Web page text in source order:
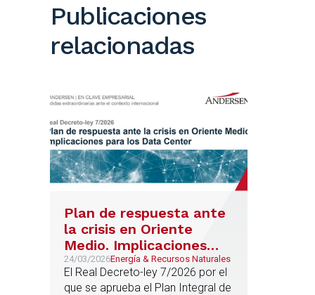
Publicaciones
relacionadas
Plan de respuesta ante
la crisis en Oriente
Medio. Implicaciones
para los Data Centers
24/03/2026Energía & Recursos Naturales
El Real Decreto-ley 7/2026 por el
que se aprueba el Plan Integral de